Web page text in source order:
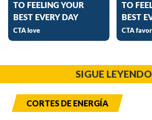
SIGUE LEYENDO
CORTES DE ENERGÍA